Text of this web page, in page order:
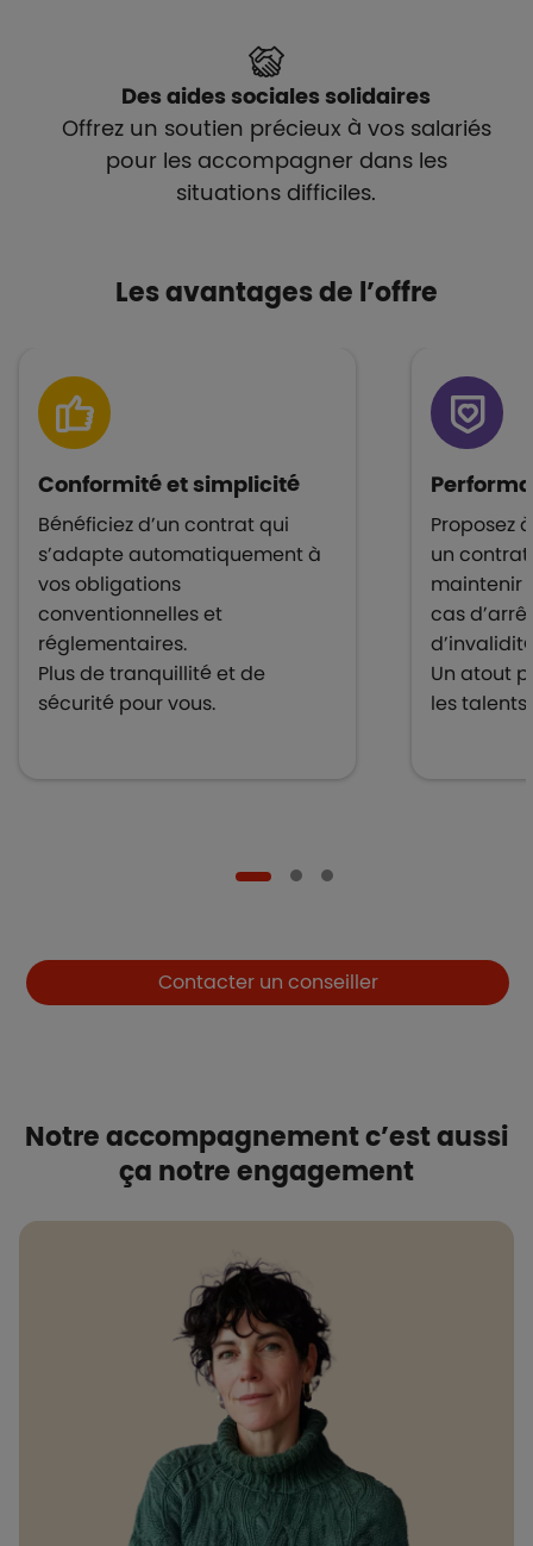
Des aides sociales solidaires
Offrez un soutien précieux à vos salariés
pour les accompagner dans les
situations difficiles.
Les avantages de l’offre
Conformité et simplicité
Bénéficiez d’un contrat qui
s’adapte automatiquement à
vos obligations
conventionnelles et
réglementaires.
Plus de tranquillité et de
sécurité pour vous.
Proposez
un
maintenir
cas
Un atout
les talents.
Boutons et liensContacter un conseiller
Notre accompagnement c’est aussi
ça notre engagement